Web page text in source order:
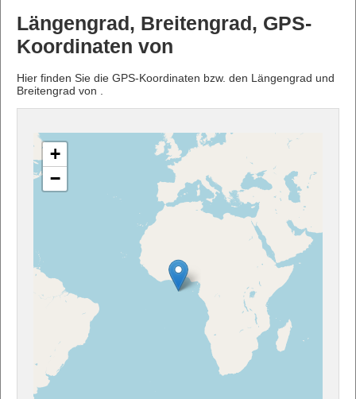
Längengrad, Breitengrad, GPS-
Koordinaten von
Hier finden Sie die GPS-Koordinaten bzw. den Längengrad und
Breitengrad von .
+
−